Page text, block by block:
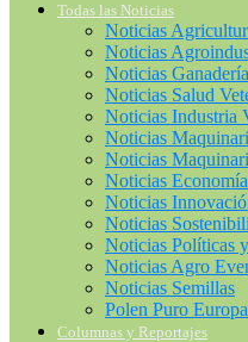
Todas las Noticias
Noticias
Noticias
Noticias Ganadería
Noticias Salud
Noticias Industria
Noticias
Noticias
Noticias
Noticias
Noticias
Noticias Políticas
Noticias Agro
Noticias Semillas
Polen Puro Europa
Columnas y Reportajes